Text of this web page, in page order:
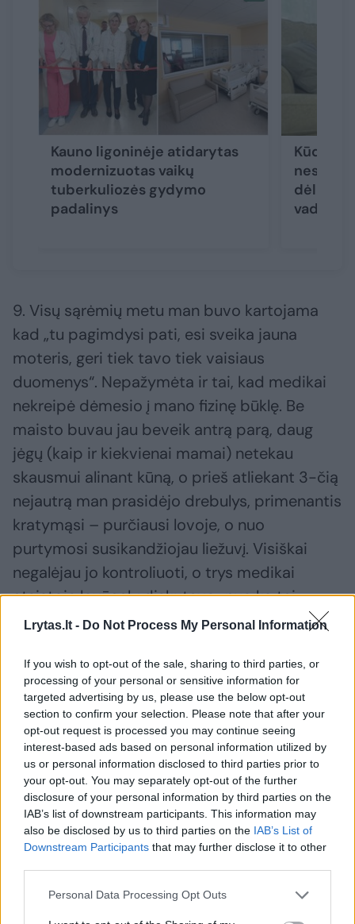
Lrytas.lt - Do Not Process My Personal Information
If you wish to opt-out of the sale, sharing to third parties, or
processing of your personal or sensitive information for
targeted advertising by us, please use the below opt-out
section to confirm your selection. Please note that after your
opt-out request is processed you may continue seeing
interest-based ads based on personal information utilized by
us or personal information disclosed to third parties prior to
your opt-out. You may separately opt-out of the further
disclosure of your personal information by third parties on the
IAB’s list of downstream participants. This information may
also be disclosed by us to third parties on the IAB’s List of
Downstream Participants that may further disclose it to other
Personal Data Processing Opt Outs
Kauno ligoninėje atidarytas
modernizuotas vaikų
tuberkuliozės gydymo
padalinys
Kūdikio
dėl to
vadina
9. Visų sąrėmių metu man buvo kartojama
kad „tu pagimdysi pati, esi sveika jauna
moteris, geri tiek tavo tiek vaisiaus
duomenys“. Nepažymėta ir tai, kad medikai
nekreipė dėmesio į mano fizinę būklę. Be
maisto buvau jau beveik antrą parą, daug
jėgų (kaip ir kiekvienai mamai) netekau
skausmui alinant kūną, o prieš atliekant 3-čią
nejautrą man prasidėjo drebulys, primenantis
kratymąsi – purčiausi lovoje, o nuo
purtymosi susikandžiojau liežuvį. Visiškai
negalėjau jo kontroliuoti, o trys medikai
atsistoję lovūgaly diskutavo „nuo ko tai
galėtų būti“ ir priėjo išvadą, kad tikriausiai tai
girdėję“. Negalėjau medikams normaliai
atsakyti į jų klausimus, lemenau, kad man
būtina cezario pjūvio operacija.
10. Mudu su vyru buvome palikti VIENI (net
apie 15min likome tik su valytoja), aktyvaus
gimdymo gimdykloje metu, kuriuo metu kilo
baimė išstumti vaikelį, nes tiesiog nebuvo kas
– vaikelis būtų iškritęs ant grindų! Ar tai irgi